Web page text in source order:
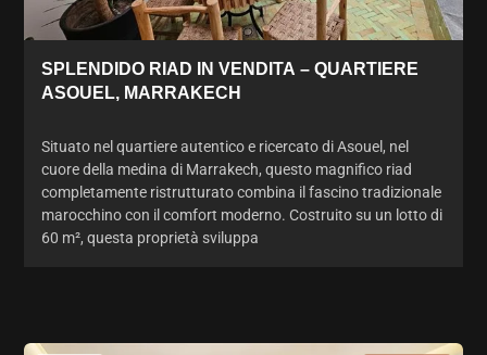
SPLENDIDO RIAD IN VENDITA – QUARTIERE
ASOUEL, MARRAKECH
Situato nel quartiere autentico e ricercato di Asouel, nel
cuore della medina di Marrakech, questo magnifico riad
completamente ristrutturato combina il fascino tradizionale
marocchino con il comfort moderno. Costruito su un lotto di
60 m², questa proprietà sviluppa